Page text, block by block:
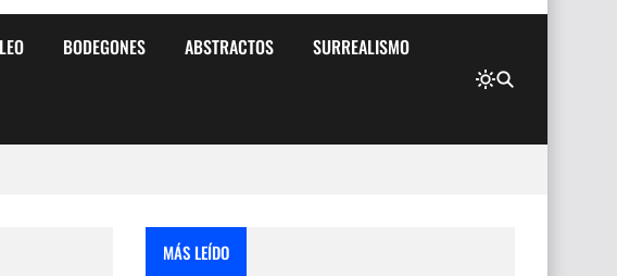
BODEGONES ABSTRACTOS SURREALISMO
MÁS LEÍDO